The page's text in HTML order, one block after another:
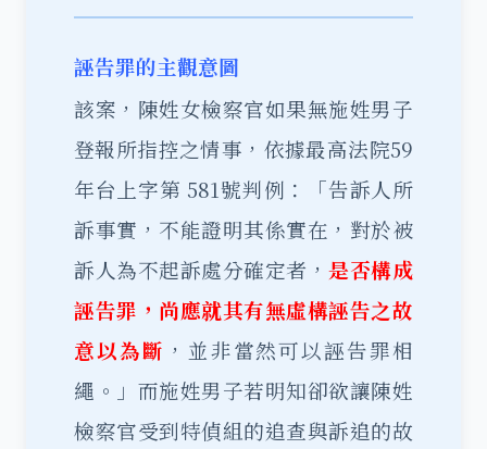
誣告罪的主觀意圖
該案，陳姓女檢察官如果無施姓男子
登報所指控之情事，依據最高法院59
年台上字第 581號判例：「告訴人所
訴事實，不能證明其係實在，對於被
訴人為不起訴處分確定者，是否構成
誣告罪，尚應就其有無虛構誣告之故
意以為斷 ，並非當然可以誣告罪相
繩。」而施姓男子若明知卻欲讓陳姓
檢察官受到特偵組的追查與訴追的故